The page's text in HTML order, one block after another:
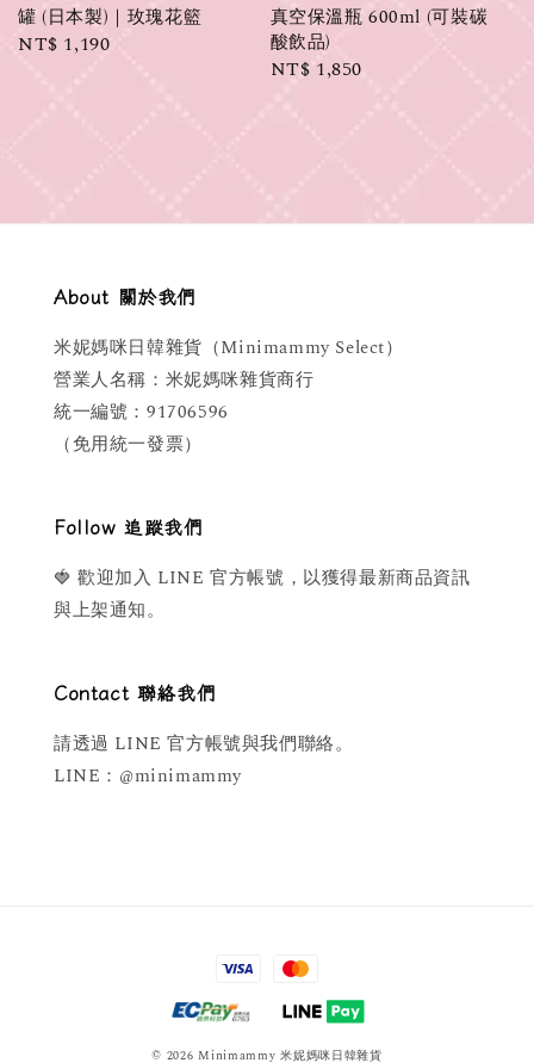
罐 (日本製)｜玫瑰花籃
Regular
NT$ 1,190
真空保溫瓶 600ml (可裝碳
酸飲品)
Regular
NT$ 1,850
About 關於我們
米妮媽咪日韓雜貨（Minimammy Select）
營業人名稱：米妮媽咪雜貨商行
統一編號：91706596
（免用統一發票）
Follow 追蹤我們
🍓 歡迎加入 LINE 官方帳號，以獲得最新商品資訊
與上架通知。
Contact 聯絡我們
請透過 LINE 官方帳號與我們聯絡。
LINE：@minimammy
© 2026 Minimammy 米妮媽咪日韓雜貨